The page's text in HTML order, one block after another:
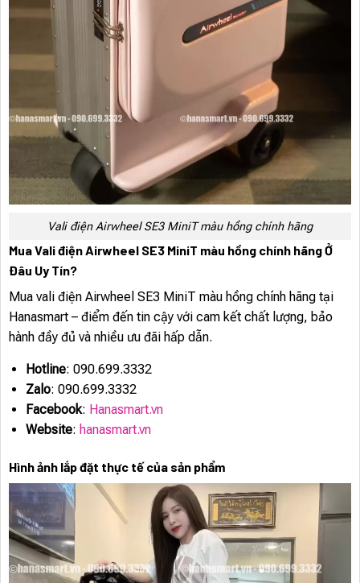
Vali điện Airwheel SE3 MiniT màu hồng chính hãng
Mua Vali điện Airwheel SE3 MiniT màu hồng chính hãng Ở
Đâu Uy Tín?
Mua vali điện Airwheel SE3 MiniT màu hồng chính hãng tại
Hanasmart – điểm đến tin cậy với cam kết chất lượng, bảo
hành đầy đủ và nhiều ưu đãi hấp dẫn.
Hotline: 090.699.3332
Zalo: 090.699.3332
Facebook: Hanasmart.vn
Website: hanasmart.vn
Hình ảnh lắp đặt thực tế của sản phẩm